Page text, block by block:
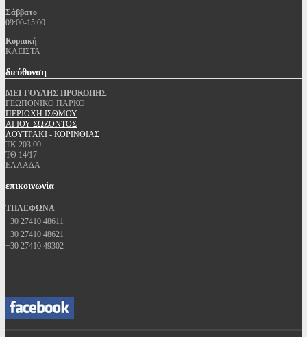
Σάββατο
09:00-15:00
Κυριακή
ΚΛΕΙΣΤΑ
διεύθυνση
ΜΕΓΓΟΥΛΗΣ ΠΡΟΚΟΠΗΣ
ΓΕΩΠΟΝΙΚΟ ΠΑΡΚΟ
ΠΕΡΙΟΧΗ ΙΣΘΜΟΥ
ΑΓΙΟΥ ΣΩΖΟΝΤΟΣ
ΛΟΥΤΡΑΚΙ - ΚΟΡΙΝΘΙΑΣ
ΤΚ 203 00
ΤΘ 14/17
ΕΛΛΑΔΑ
επικοινωνία
ΤΗΛΕΦΩΝΑ
+30 27410 48611
+30 27410 48621
+30 27410 49302